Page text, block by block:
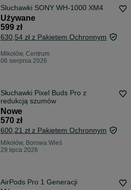
Sluchawki SONY WH-1000 XM4
Używane
599 zł
630,54 zł z Pakietem Ochronnym
Mikołów, Centrum
06 sierpnia 2026
Słuchawki Pixel Buds Pro z
redukcją szumów
Nowe
570 zł
600,21 zł z Pakietem Ochronnym
Mikołów, Borowa Wieś
29 lipca 2026
AirPods Pro 1 Generacji